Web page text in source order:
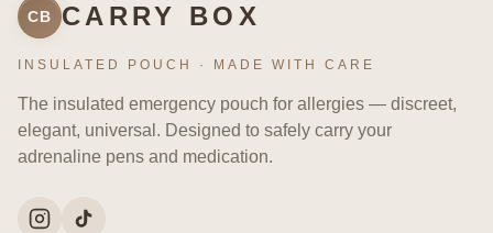
CB CARRY BOX
INSULATED POUCH · MADE WITH CARE
The insulated emergency pouch for allergies — discreet,
elegant, universal. Designed to safely carry your
adrenaline pens and medication.